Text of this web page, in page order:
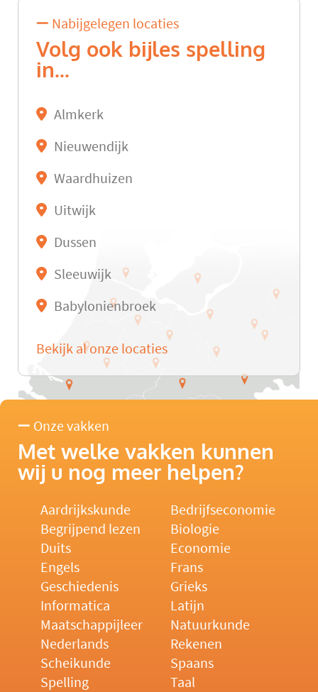
Nabijgelegen locaties
Volg ook bijles spelling
in...
Almkerk
Nieuwendijk
Waardhuizen
Uitwijk
Dussen
Sleeuwijk
Babylonienbroek
Bekijk al onze locaties
Onze vakken
Met welke vakken kunnen
wij u nog meer helpen?
Aardrijkskunde
Bedrijfseconomie
Begrijpend lezen
Biologie
Duits
Economie
Engels
Frans
Geschiedenis
Grieks
Informatica
Latijn
Maatschappijleer
Natuurkunde
Nederlands
Rekenen
Scheikunde
Spaans
Spelling
Taal